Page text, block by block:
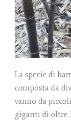
La specie di
composta da
vanno da
giganti di oltre